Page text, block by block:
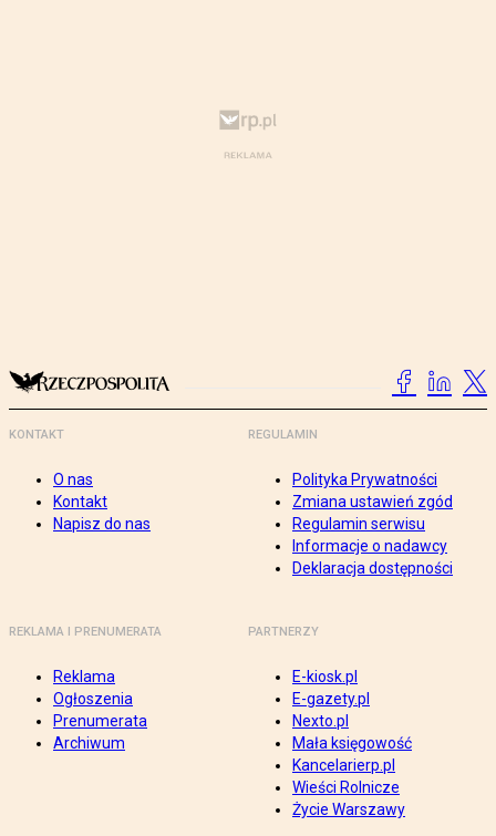
KONTAKT
O nas
Kontakt
Napisz do nas
REGULAMIN
Polityka Prywatności
Zmiana ustawień zgód
Regulamin serwisu
Informacje o nadawcy
Deklaracja dostępności
REKLAMA I PRENUMERATA
Reklama
Ogłoszenia
Prenumerata
Archiwum
PARTNERZY
E-kiosk.pl
E-gazety.pl
Nexto.pl
Mała księgowość
Kancelarierp.pl
Wieści Rolnicze
Życie Warszawy